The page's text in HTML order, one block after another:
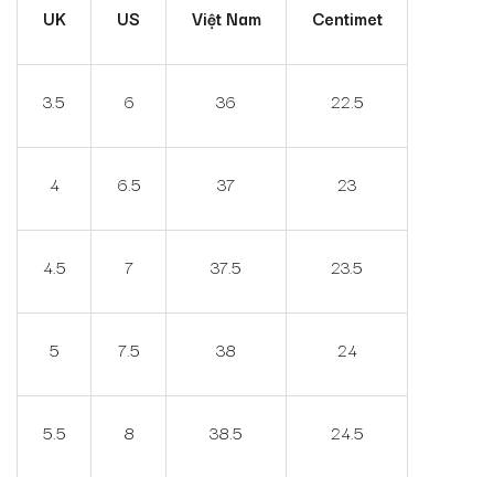
UK US Việt Nam Centimet
3.5 6 36 22.5
4 6.5 37 23
4.5 7 37.5 23.5
5 7.5 38 24
5.5 8 38.5 24.5